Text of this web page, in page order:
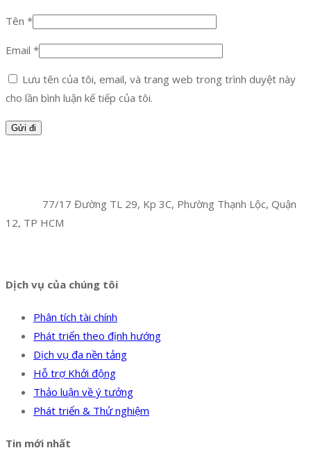
Tên *
Email *
Lưu tên của tôi, email, và trang web trong trình duyệt này
cho lần bình luận kế tiếp của tôi.
77/17 Đường TL 29, Kp 3C, Phường Thạnh Lộc, Quận
12, TP HCM
Dịch vụ của chúng tôi
Phân tích tài chính
Phát triển theo định hướng
Dịch vụ đa nền tảng
Hỗ trợ Khởi động
Thảo luận về ý tưởng
Phát triển & Thử nghiệm
Tin mới nhất